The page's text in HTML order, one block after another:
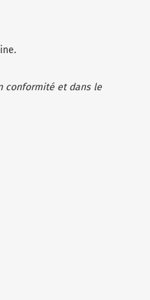
conformité et dans le